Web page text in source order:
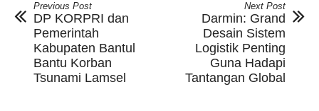
Previous Post
DP KORPRI dan
Pemerintah
Kabupaten Bantul
Bantu Korban
Tsunami Lamsel
Next Post
Darmin: Grand
Desain Sistem
Logistik Penting
Guna Hadapi
Tantangan Global